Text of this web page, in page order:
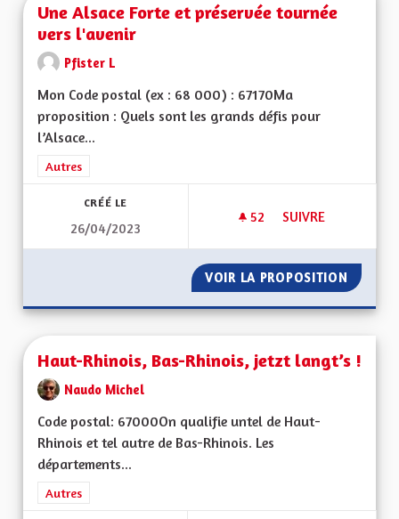
Une Alsace Forte et préservée tournée
vers l'avenir
Pfister L
Mon Code postal (ex : 68 000) : 67170Ma
proposition : Quels sont les grands défis pour
l’Alsace...
Filtrer les résultats de la catégorie : Autres
Autres
CRÉÉ LE
26/04/2023
52 52 ABONNÉS
SUIVRE
VOIR LA PROPOSITION UNE
Haut-Rhinois, Bas-Rhinois, jetzt langt’s !
Naudo Michel
Code postal: 67000On qualifie untel de Haut-
Rhinois et tel autre de Bas-Rhinois. Les
départements...
Filtrer les résultats de la catégorie : Autres
Autres